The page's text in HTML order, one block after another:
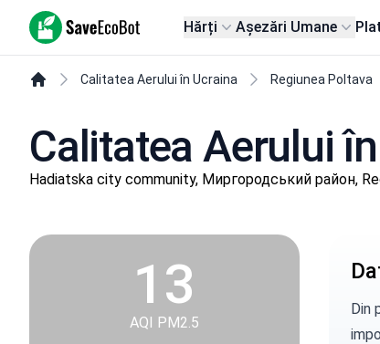
SaveEcoBot Hărți Așezări Umane
Calitatea Aerului în Ucraina Regiunea Poltava
Calitatea Aerului
Hadiatska city community, Миргородський район,
13
AQI PM2.5
Din